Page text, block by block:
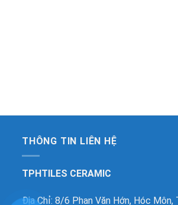
THÔNG TIN LIÊN HỆ
TPHTILES CERAMIC
Địa Chỉ: 8/6 Phan Văn Hớn, Hóc Môn,